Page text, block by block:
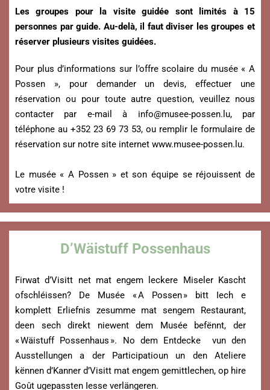
Les groupes pour la visite guidée sont limités à 15
personnes par guide. Au-delà, il faut diviser les groupes et
réserver plusieurs visites guidées.
Pour plus d’informations sur l’offre scolaire du musée « A
Possen », pour demander un devis, effectuer une
réservation ou pour toute autre question, veuillez nous
contacter par e-mail à info@musee-possen.lu, par
téléphone au +352 23 69 73 53, ou remplir le formulaire de
réservation sur notre site internet www.musee-possen.lu.
Le musée « A Possen » et son équipe se réjouissent de
votre visite !
D’Wäistuff Possenhaus
Firwat d’Visitt net mat engem leckere Miseler Kascht
ofschléissen? De Musée « A Possen » bitt Iech e
komplett Erliefnis zesumme mat sengem Restaurant,
deen sech direkt niewent dem Musée befënnt, der
« Wäistuff Possenhaus ». No dem Entdecke vun den
Ausstellungen a der Participatioun un den Ateliere
kënnen d’Kanner d’Visitt mat engem gemittlechen, op hire
Goût ugepassten Iesse verlängeren.